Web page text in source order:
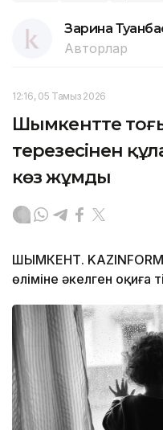
Зарина
Авторлар
12:16, 05 Тамыз 2026
Шымкентте
терезесінен
көз жұмды
ШЫМКЕНТ. KAZINFORM
өліміне әкелген оқиға